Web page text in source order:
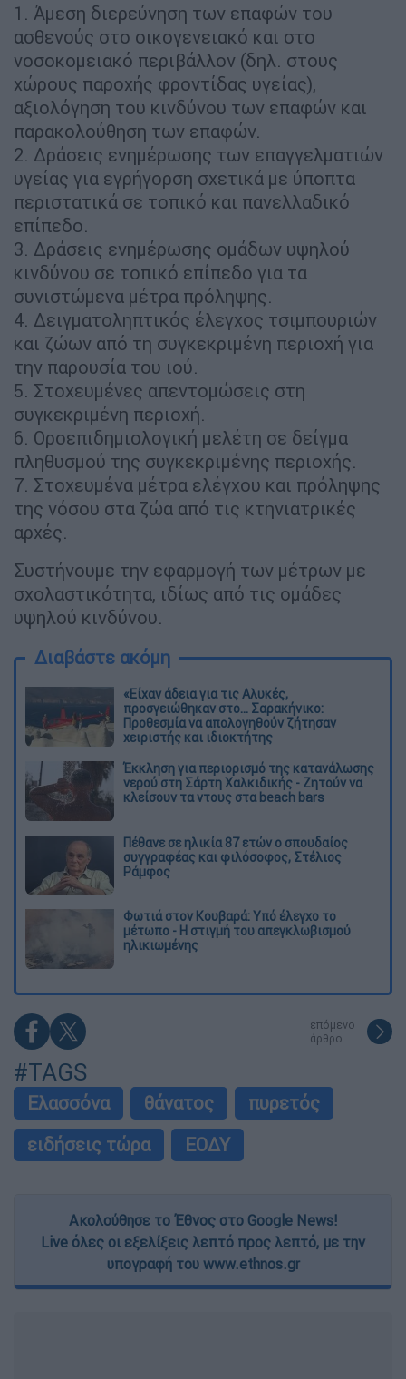
1. Άμεση διερεύνηση των επαφών του
ασθενούς στο οικογενειακό και στο
νοσοκομειακό περιβάλλον (δηλ. στους
χώρους παροχής φροντίδας υγείας),
αξιολόγηση του κινδύνου των επαφών και
παρακολούθηση των επαφών.
2. Δράσεις ενημέρωσης των επαγγελματιών
υγείας για εγρήγορση σχετικά με ύποπτα
περιστατικά σε τοπικό και πανελλαδικό
επίπεδο.
3. Δράσεις ενημέρωσης ομάδων υψηλού
κινδύνου σε τοπικό επίπεδο για τα
συνιστώμενα μέτρα πρόληψης.
4. Δειγματοληπτικός έλεγχος τσιμπουριών
και ζώων από τη συγκεκριμένη περιοχή για
την παρουσία του ιού.
5. Στοχευμένες απεντομώσεις στη
συγκεκριμένη περιοχή.
6. Οροεπιδημιολογική μελέτη σε δείγμα
πληθυσμού της συγκεκριμένης περιοχής.
7. Στοχευμένα μέτρα ελέγχου και πρόληψης
της νόσου στα ζώα από τις κτηνιατρικές
αρχές.
Συστήνουμε την εφαρμογή των μέτρων με
σχολαστικότητα, ιδίως από τις ομάδες
υψηλού κινδύνου.
Διαβάστε ακόμη
«Είχαν άδεια για τις Αλυκές,
προσγειώθηκαν στο... Σαρακήνικο:
Προθεσμία να απολογηθούν ζήτησαν
χειριστής και ιδιοκτήτης
Έκκληση για περιορισμό της κατανάλωσης
νερού στη Σάρτη Χαλκιδικής - Ζητούν να
κλείσουν τα ντους στα beach bars
Πέθανε σε ηλικία 87 ετών ο σπουδαίος
συγγραφέας και φιλόσοφος, Στέλιος
Ράμφος
Φωτιά στον Κουβαρά: Υπό έλεγχο το
μέτωπο - Η στιγμή του απεγκλωβισμού
ηλικιωμένης
επόμενο
άρθρο
#TAGS
Ελασσόνα θάνατος
πυρετός
ειδήσεις τώρα
ΕΟΔΥ
Ακολούθησε το Έθνος στο Google News!
Live όλες οι εξελίξεις λεπτό προς λεπτό, με την
υπογραφή του www.ethnos.gr